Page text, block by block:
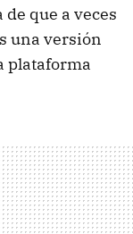
que a veces
una versión
plataforma